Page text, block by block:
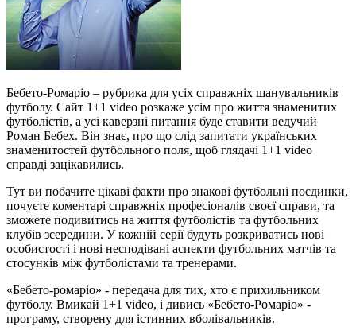
Бебето-Ромаріо – рубрика для усіх справжніх шанувальників
футболу. Сайт 1+1 video розкаже усім про життя знаменитих
футболістів, а усі каверзні питання буде ставити ведучий
Роман Бебех. Він знає, про що слід запитати українських
знаменитостей футбольного поля, щоб глядачі 1+1 video
справді зацікавились.
Тут ви побачите цікаві факти про знакові футбольні поєдинки,
почуєте коментарі справжніх професіоналів своєї справи, та
зможете подивитись на життя футболістів та футбольних
клубів зсередини. У кожній серії будуть розкриватись нові
особистості і нові несподівані аспекти футбольних матчів та
стосунків між футболістами та тренерами.
«Бебето-ромаріо» - передача для тих, хто є прихильником
футболу. Вмикай 1+1 video, і дивись «Бебето-Ромаріо» -
програму, створену для істинних вболівальників.